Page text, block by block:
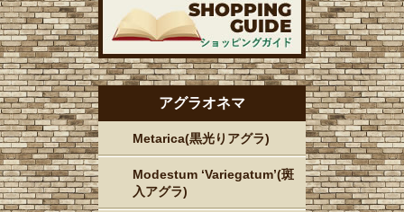
アグラオネマ
Metarica(黒光りアグラ)
Modestum ‘Variegatum’(斑
入アグラ)